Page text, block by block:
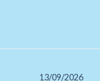
13/09/2026